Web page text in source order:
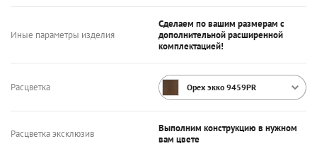
Иные параметры изделия
Сделаем по вашим размерам с
дополнительной расширенной
комплектацией!
Расцветка Орех экко 9459PR
Расцветка эксклюзив
Выполним конструкцию в нужном
вам цвете